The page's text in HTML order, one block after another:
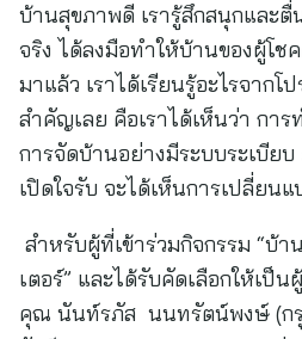
บ้านสุขภาพดี เรารู้สึกสนุกและตื่
จริง ได้ลงมือทำให้บ้านของผู้โช
มาแล้ว เราได้เรียนรู้อะไรจาก
สำคัญเลย คือเราได้เห็นว่า กา
การจัดบ้านอย่างมีระบบระเบีย
เปิดใจรับ จะได้เห็นการเปลี่ยน
สำหรับผู้ที่เข้าร่วมกิจกรรม “บ้
เตอร์” และได้รับคัดเลือกให้เป็
คุณ นันท์รภัส นนทรัตน์พงษ์ (ก